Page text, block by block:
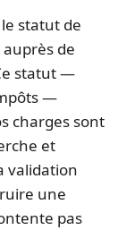
statut de
auprès de
statut —
—
charges sont
et
validation
une
pas